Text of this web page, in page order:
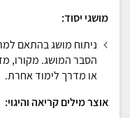
מושגי יסוד:
ניתוח מושג בהתאם
הסבר המושג. מקורו,
או מדרך לימוד אחרת.
אוצר מילים קריאה והיגוי: